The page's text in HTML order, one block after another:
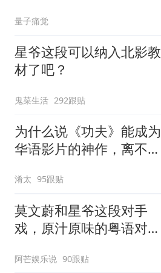
量子痛觉
星爷这段可以纳入北影教
材了吧？
鬼菜生活 292跟贴
为什么说《功夫》能成为
华语影片的神作，离不开
淆太 95跟贴
莫文蔚和星爷这段对手
戏，原汁原味的粤语对
魅力！
阿芒娱乐说 90跟贴